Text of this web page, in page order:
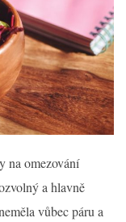
na omezování
a hlavně
vůbec páru a